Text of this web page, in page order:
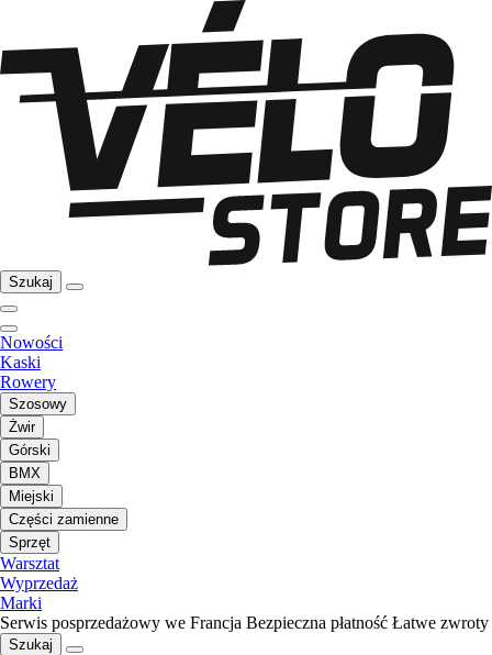
Szukaj
Nowości
Kaski
Rowery
Szosowy
Żwir
Górski
BMX
Miejski
Części zamienne
Sprzęt
Warsztat
Wyprzedaż
Marki
Serwis posprzedażowy we Francja Bezpieczna płatność Łatwe zwroty
Szukaj